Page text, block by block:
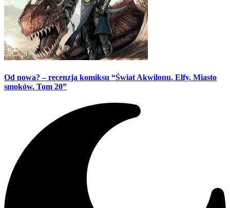
Od nowa? – recenzja komiksu “Świat Akwilonu. Elfy. Miasto
smoków. Tom 20”